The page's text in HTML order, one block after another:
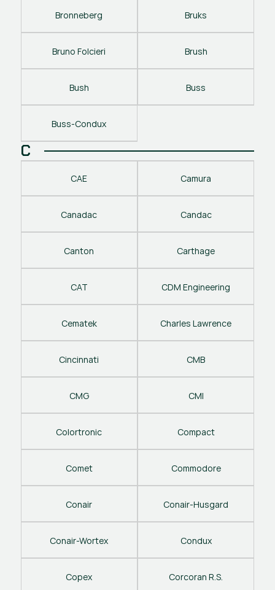
Bronneberg Bruks
Bruno Folcieri Brush
Bush Buss
Buss-Condux
C
CAE Camura
Canadac Candac
Canton Carthage
CAT CDM Engineering
Cematek Charles Lawrence
Cincinnati CMB
CMG CMI
Colortronic Compact
Comet Commodore
Conair Conair-Husgard
Conair-Wortex Condux
Copex Corcoran R.S.